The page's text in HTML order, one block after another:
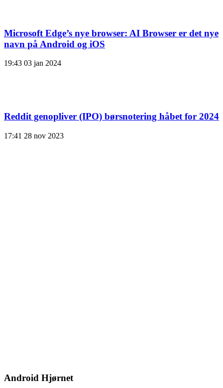
Microsoft Edge’s nye browser: AI Browser er det nye
navn på Android og iOS
19:43 03 jan 2024
Reddit genopliver (IPO) børsnotering håbet for 2024
17:41 28 nov 2023
Android Hjørnet